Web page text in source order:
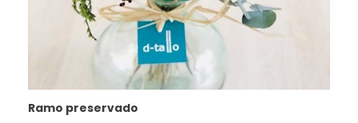
Ramo preservado